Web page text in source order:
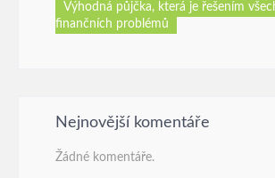
Výhodná půjčka, která je řešením
finančních problémů
Nejnovější komentáře
Žádné komentáře.